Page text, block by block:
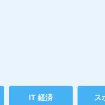
IT 経済 ス